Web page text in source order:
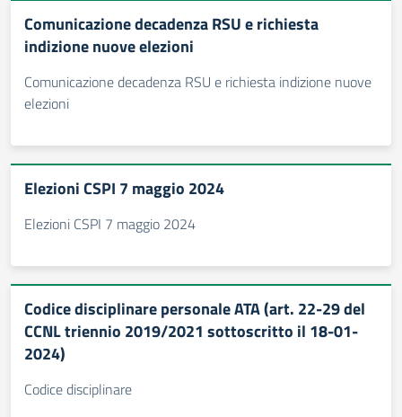
Comunicazione decadenza RSU e richiesta
indizione nuove elezioni
Comunicazione decadenza RSU e richiesta indizione nuove
elezioni
Elezioni CSPI 7 maggio 2024
Elezioni CSPI 7 maggio 2024
Codice disciplinare personale ATA (art. 22-29 del
CCNL triennio 2019/2021 sottoscritto il 18-01-
2024)
Codice disciplinare